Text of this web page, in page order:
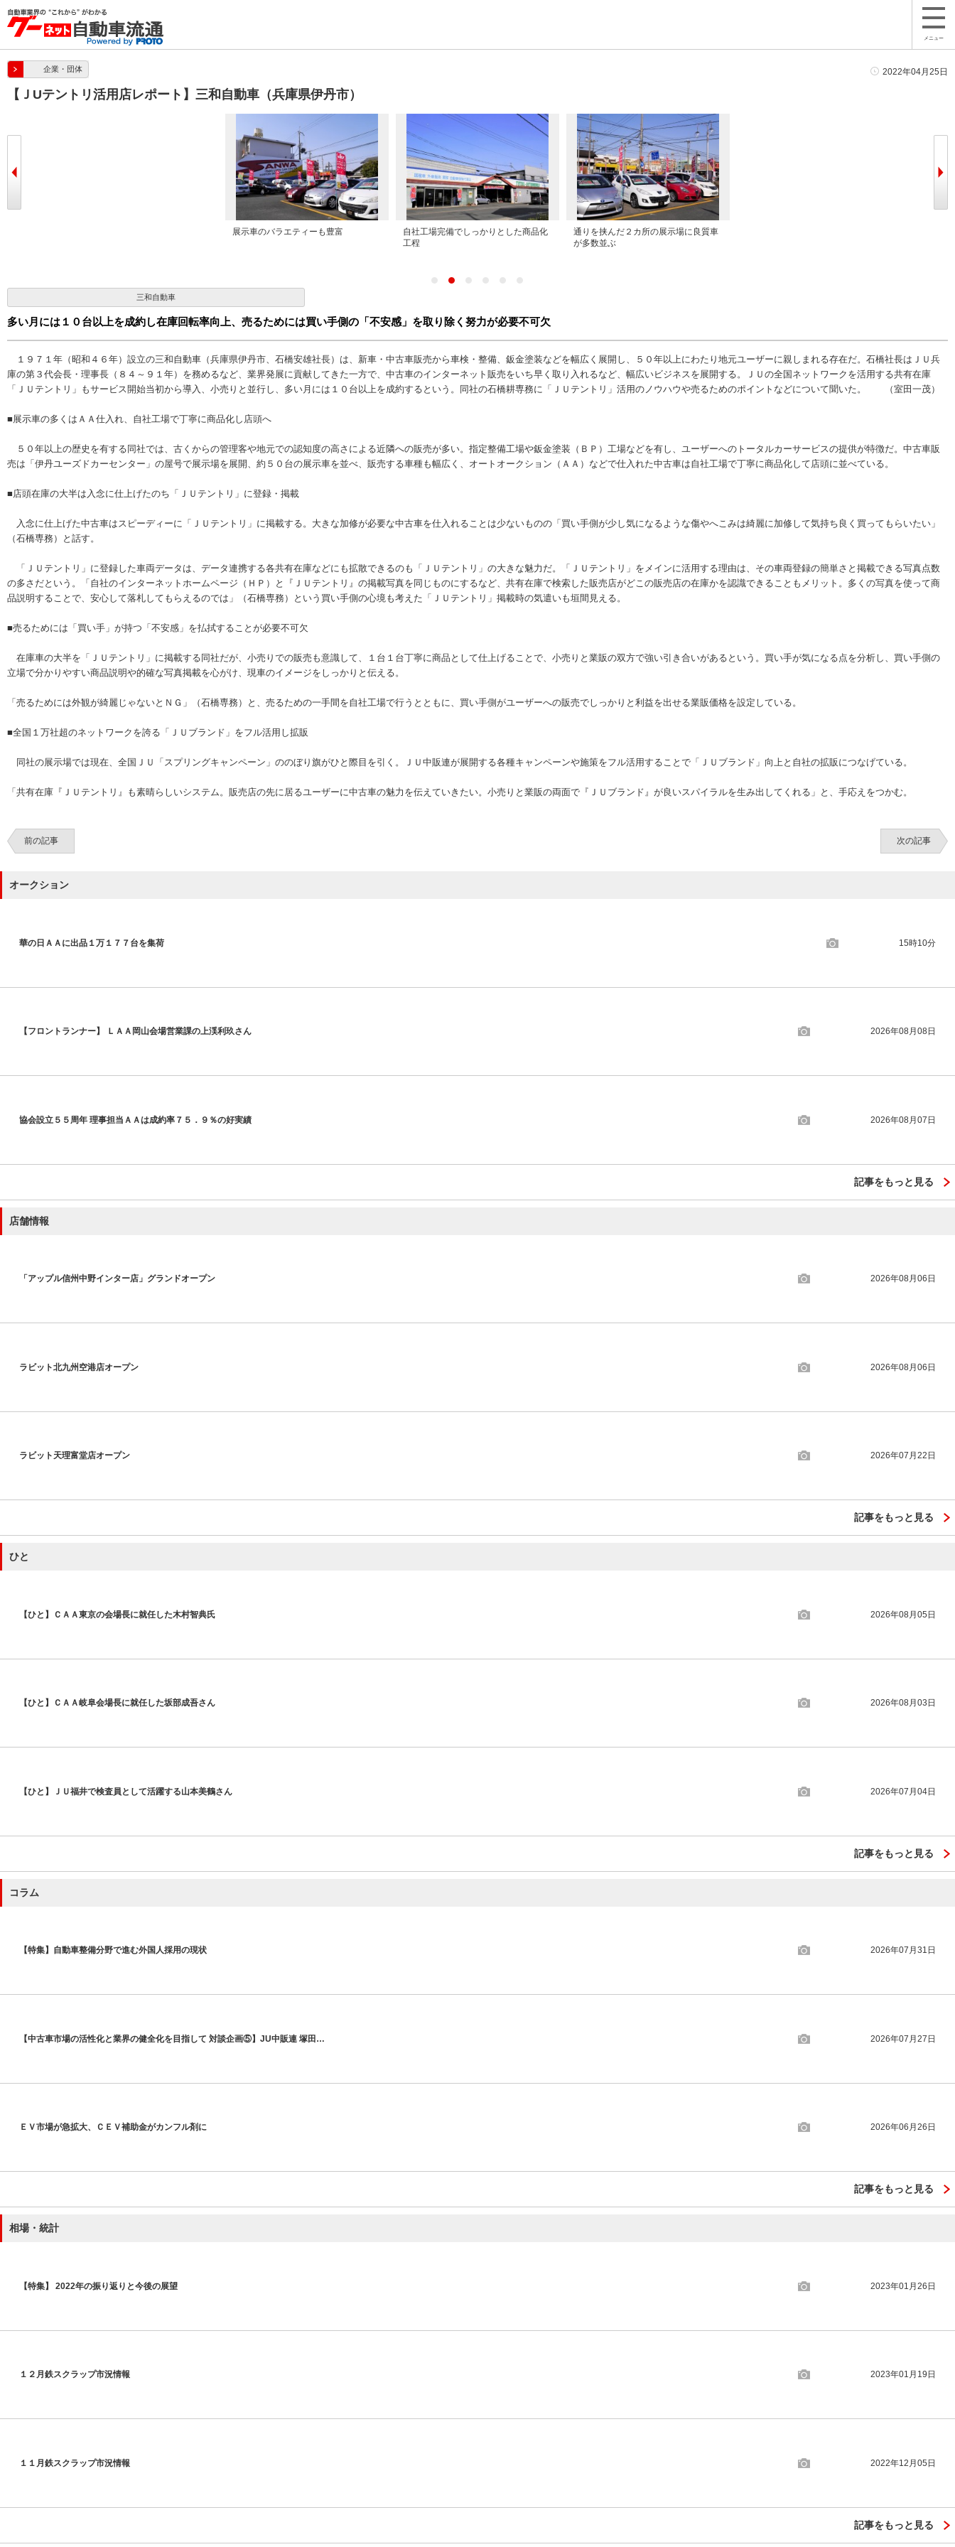
メニュー
企業・団体 2022年04月25日
【ＪUテントリ活用店レポート】三和自動車（兵庫県伊丹市）
展示車のバラエティーも豊富
自社工場完備でしっかりとした商品化
工程
通りを挟んだ２カ所の展示場に良質車
が多数並ぶ
三和自動車
多い月には１０台以上を成約し在庫回転率向上、売るためには買い手側の「不安感」を取り除く努力が必要不可欠
１９７１年（昭和４６年）設立の三和自動車（兵庫県伊丹市、石橋安雄社長）は、新車・中古車販売から車検・整備、鈑金塗装などを幅広く展開し、５０年以上にわたり地元ユーザーに親しまれる存在だ。石橋社長はＪＵ兵
庫の第３代会長・理事長（８４～９１年）を務めるなど、業界発展に貢献してきた一方で、中古車のインターネット販売をいち早く取り入れるなど、幅広いビジネスを展開する。ＪＵの全国ネットワークを活用する共有在庫
「ＪＵテントリ」もサービス開始当初から導入、小売りと並行し、多い月には１０台以上を成約するという。同社の石橋耕専務に「ＪＵテントリ」活用のノウハウや売るためのポイントなどについて聞いた。 （室田一茂）
■展示車の多くはＡＡ仕入れ、自社工場で丁寧に商品化し店頭へ
５０年以上の歴史を有する同社では、古くからの管理客や地元での認知度の高さによる近隣への販売が多い。指定整備工場や鈑金塗装（ＢＰ）工場などを有し、ユーザーへのトータルカーサービスの提供が特徴だ。中古車販
売は「伊丹ユーズドカーセンター」の屋号で展示場を展開、約５０台の展示車を並べ、販売する車種も幅広く、オートオークション（ＡＡ）などで仕入れた中古車は自社工場で丁寧に商品化して店頭に並べている。
■店頭在庫の大半は入念に仕上げたのち「ＪＵテントリ」に登録・掲載
入念に仕上げた中古車はスピーディーに「ＪＵテントリ」に掲載する。大きな加修が必要な中古車を仕入れることは少ないものの「買い手側が少し気になるような傷やへこみは綺麗に加修して気持ち良く買ってもらいたい」
（石橋専務）と話す。
「ＪＵテントリ」に登録した車両データは、データ連携する各共有在庫などにも拡散できるのも「ＪＵテントリ」の大きな魅力だ。「ＪＵテントリ」をメインに活用する理由は、その車両登録の簡単さと掲載できる写真点数
の多さだという。「自社のインターネットホームページ（ＨＰ）と『ＪＵテントリ』の掲載写真を同じものにするなど、共有在庫で検索した販売店がどこの販売店の在庫かを認識できることもメリット。多くの写真を使って商
品説明することで、安心して落札してもらえるのでは」（石橋専務）という買い手側の心境も考えた「ＪＵテントリ」掲載時の気遣いも垣間見える。
■売るためには「買い手」が持つ「不安感」を払拭することが必要不可欠
在庫車の大半を「ＪＵテントリ」に掲載する同社だが、小売りでの販売も意識して、１台１台丁寧に商品として仕上げることで、小売りと業販の双方で強い引き合いがあるという。買い手が気になる点を分析し、買い手側の
立場で分かりやすい商品説明や的確な写真掲載を心がけ、現車のイメージをしっかりと伝える。
「売るためには外観が綺麗じゃないとＮＧ」（石橋専務）と、売るための一手間を自社工場で行うとともに、買い手側がユーザーへの販売でしっかりと利益を出せる業販価格を設定している。
■全国１万社超のネットワークを誇る「ＪＵブランド」をフル活用し拡販
同社の展示場では現在、全国ＪＵ「スプリングキャンペーン」ののぼり旗がひと際目を引く。ＪＵ中販連が展開する各種キャンペーンや施策をフル活用することで「ＪＵブランド」向上と自社の拡販につなげている。
「共有在庫『ＪＵテントリ』も素晴らしいシステム。販売店の先に居るユーザーに中古車の魅力を伝えていきたい。小売りと業販の両面で『ＪＵブランド』が良いスパイラルを生み出してくれる」と、手応えをつかむ。
前の記事 次の記事
オークション
華の日ＡＡに出品１万１７７台を集荷 15時10分
【フロントランナー】 ＬＡＡ岡山会場営業課の上渓利玖さん 2026年08月08日
協会設立５５周年 理事担当ＡＡは成約率７５．９％の好実績 2026年08月07日
記事をもっと見る
店舗情報
「アップル信州中野インター店」グランドオープン 2026年08月06日
ラビット北九州空港店オープン 2026年08月06日
ラビット天理富堂店オープン 2026年07月22日
記事をもっと見る
ひと
【ひと】ＣＡＡ東京の会場長に就任した木村智典氏 2026年08月05日
【ひと】ＣＡＡ岐阜会場長に就任した坂部成吾さん 2026年08月03日
【ひと】ＪＵ福井で検査員として活躍する山本美鶴さん 2026年07月04日
記事をもっと見る
コラム
【特集】自動車整備分野で進む外国人採用の現状 2026年07月31日
【中古車市場の活性化と業界の健全化を目指して 対談企画⑤】JU中販連 塚田… 2026年07月27日
ＥＶ市場が急拡大、ＣＥＶ補助金がカンフル剤に 2026年06月26日
記事をもっと見る
相場・統計
【特集】 2022年の振り返りと今後の展望 2023年01月26日
１２月鉄スクラップ市況情報 2023年01月19日
１１月鉄スクラップ市況情報 2022年12月05日
記事をもっと見る